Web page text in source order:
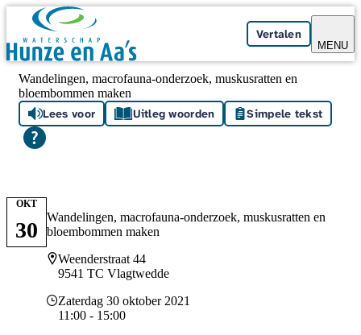
Skip navigation
Vertalen
MENU
Wandelingen, macrofauna-onderzoek, muskusratten en
bloembommen maken
Lees voor Uitleg woorden Simpele tekst
Wandelingen, macrofauna-onderzoek, muskusratten en
bloembommen maken
Locatie
Weenderstraat 44
9541 TC Vlagtwedde
Datum en tijd
Zaterdag 30 oktober 2021
11:00 - 15:00
OKT
30